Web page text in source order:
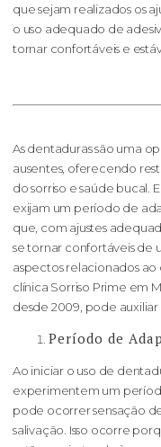
que sejam realizados os
o uso adequado de
tornar confortáveis e
As dentaduras são uma
ausentes, oferecendo
do sorriso e saúde bucal.
exijam um período de
que, com ajustes
se tornar confortáveis de
aspectos relacionados
clínica Sorriso Prime em
desde 2009, pode auxiliar
Período de
Ao iniciar o uso de
experimentem um
pode ocorrer sensação
salivação. Isso ocorre